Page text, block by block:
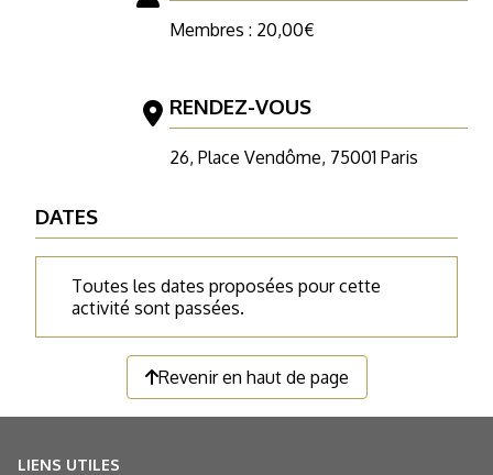
Membres : 20,00€
RENDEZ-VOUS
26, Place Vendôme, 75001 Paris
DATES
Toutes les dates proposées pour cette
activité sont passées.
Revenir en haut de page
LIENS UTILES